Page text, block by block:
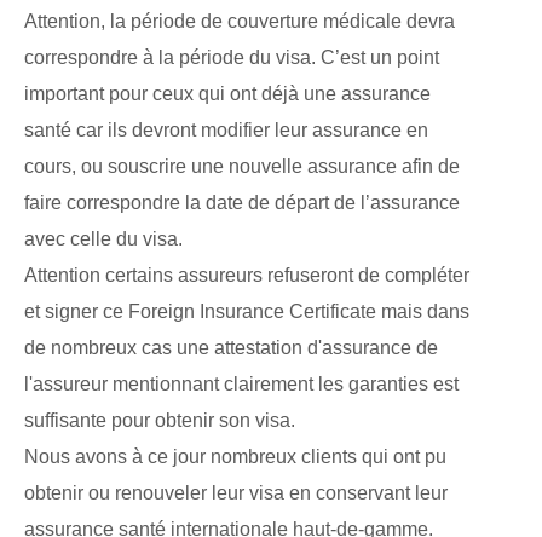
Attention, la période de couverture médicale devra
correspondre à la période du visa. C’est un point
important pour ceux qui ont déjà une assurance
santé car ils devront modifier leur assurance en
cours, ou souscrire une nouvelle assurance afin de
faire correspondre la date de départ de l’assurance
avec celle du visa.
Attention certains assureurs refuseront de compléter
et signer ce Foreign Insurance Certificate mais dans
de nombreux cas une attestation d'assurance de
l'assureur mentionnant clairement les garanties est
suffisante pour obtenir son visa.
Nous avons à ce jour nombreux clients qui ont pu
obtenir ou renouveler leur visa en conservant leur
assurance santé internationale haut-de-gamme.